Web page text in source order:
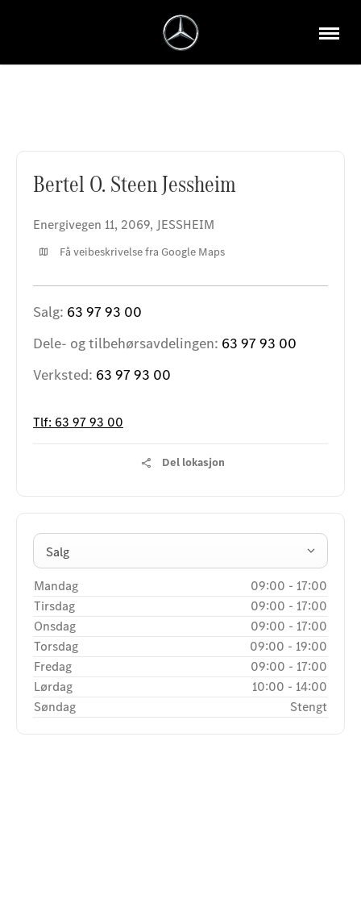
Bertel O. Steen Jessheim
Energivegen 11, 2069, JESSHEIM
Få veibeskrivelse fra Google Maps
Salg: 63 97 93 00
Dele- og tilbehørsavdelingen: 63 97 93 00
Verksted: 63 97 93 00
Tlf: 63 97 93 00
Del lokasjon
Salg
Mandag 09:00 - 17:00
Tirsdag
09:00 - 17:00
Onsdag
09:00 - 17:00
Torsdag
09:00 - 19:00
Fredag
09:00 - 17:00
Lørdag
10:00 - 14:00
Søndag
Stengt